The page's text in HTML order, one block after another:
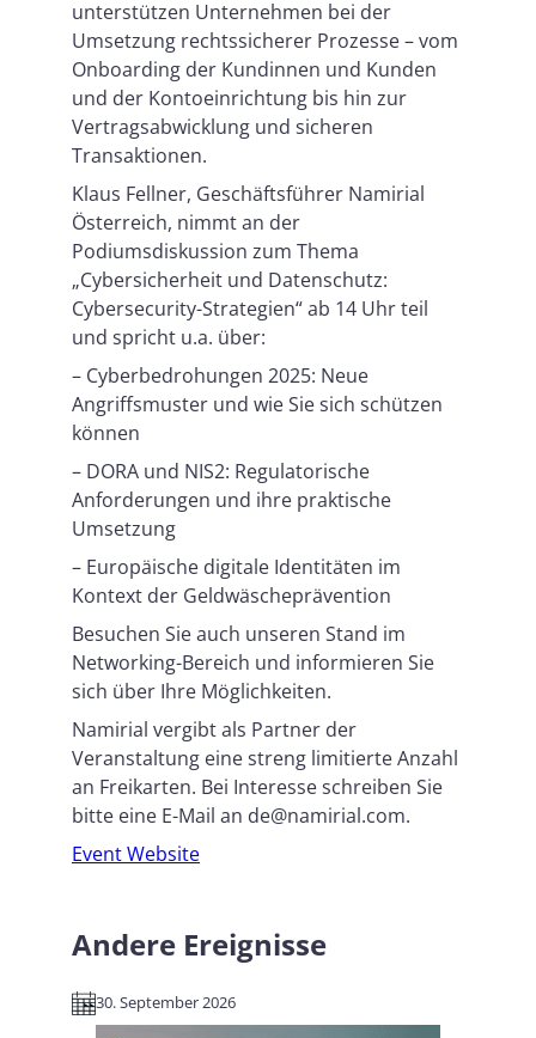
unterstützen Unternehmen bei der
Umsetzung rechtssicherer Prozesse – vom
Onboarding der Kundinnen und Kunden
und der Kontoeinrichtung bis hin zur
Vertragsabwicklung und sicheren
Transaktionen.
Klaus Fellner, Geschäftsführer Namirial
Österreich, nimmt an der
Podiumsdiskussion zum Thema
„Cybersicherheit und Datenschutz:
Cybersecurity-Strategien“ ab 14 Uhr teil
und spricht u.a. über:
– Cyberbedrohungen 2025: Neue
Angriffsmuster und wie Sie sich schützen
können
– DORA und NIS2: Regulatorische
Anforderungen und ihre praktische
Umsetzung
– Europäische digitale Identitäten im
Kontext der Geldwäscheprävention
Besuchen Sie auch unseren Stand im
Networking-Bereich und informieren Sie
sich über Ihre Möglichkeiten.
Namirial vergibt als Partner der
Veranstaltung eine streng limitierte Anzahl
an Freikarten. Bei Interesse schreiben Sie
bitte eine E-Mail an de@namirial.com.
Event Website
Andere Ereignisse
30. September 2026